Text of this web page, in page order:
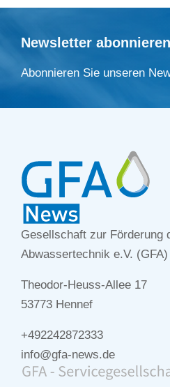
Newsletter abonnieren
Abonnieren Sie unseren
Gesellschaft zur Förderung
Abwassertechnik e.V. (GFA)
Theodor-Heuss-Allee 17
53773 Hennef
+492242872333
info@gfa-news.de